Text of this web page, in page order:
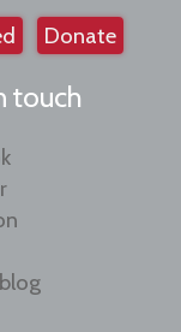
Donate
touch